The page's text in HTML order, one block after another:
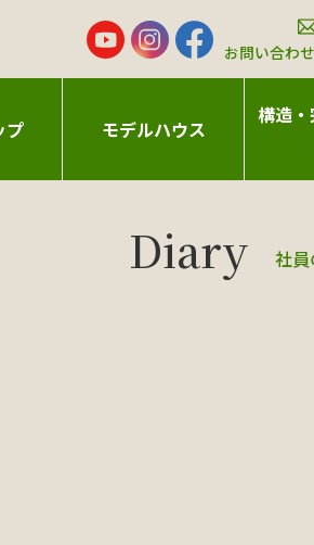
お問い合わ
プ モデルハウス
構造
社